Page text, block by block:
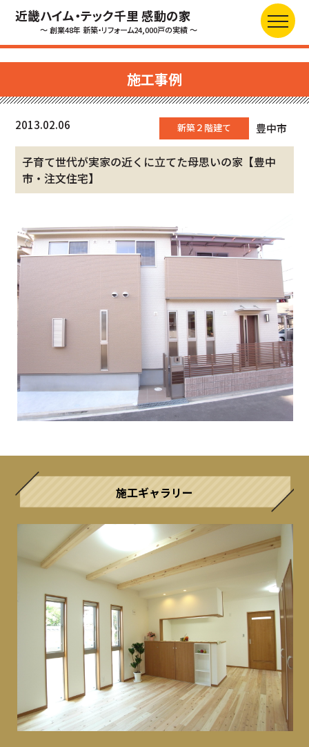
近畿ハイム・テック千里 感動の家
～ 創業48年 新築・リフォーム24,000戸の実績 ～
施工事例
2013.02.06 新築２階建て 豊中市
子育て世代が実家の近くに立てた母思いの家【豊中
市・注文住宅】
施工ギャラリー